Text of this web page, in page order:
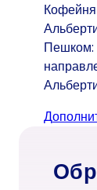
Пешком: